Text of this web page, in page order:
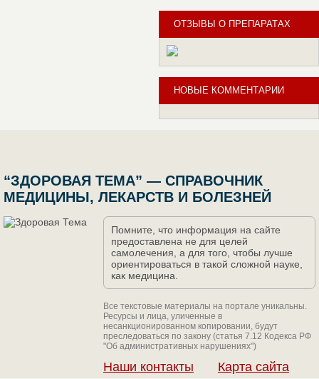
ОТЗЫВЫ О ПРЕПАРАТАХ
НОВЫЕ КОММЕНТАРИИ
“ЗДОРОВАЯ ТЕМА” — СПРАВОЧНИК
МЕДИЦИНЫ, ЛЕКАРСТВ И БОЛЕЗНЕЙ
Помните, что информация на сайте
предоставлена не для целей
самолечения, а для того, чтобы лучше
ориентироваться в такой сложной науке,
как медицина.
Все текстовые материалы на портале уникальны.
Ресурсы и лица, уличенные в
несанкционированном копировании, будут
преследоваться по закону (статья 7.12 Кодекса РФ
"Об административных нарушениях")
Наши контакты Карта сайта